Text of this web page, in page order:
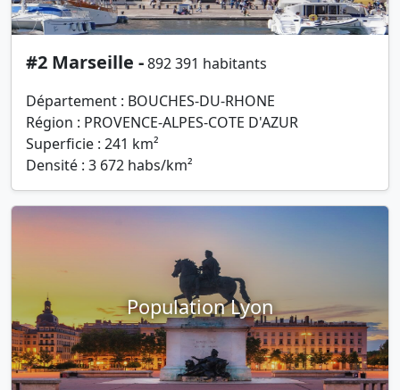
#2 Marseille -892 391 habitants
Département : BOUCHES-DU-RHONE
Région : PROVENCE-ALPES-COTE D'AZUR
Superficie : 241 km²
Densité : 3 672 habs/km²
Population Lyon